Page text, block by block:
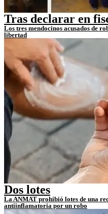
Tras declarar en
Los tres mendocinos acusados de
libertad
Dos lotes
La ANMAT prohibió lotes de una
antiinflamatoria por un robo